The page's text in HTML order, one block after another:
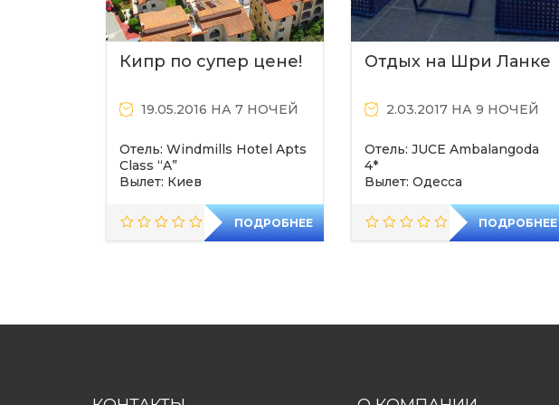
Кипр по супер цене!
19.05.2016 НА 7 НОЧЕЙ
Отель: Windmills Hotel Apts
Class “A”
Вылет: Киев
ПОДРОБНЕЕ
Отдых на Шри Ланке
2.03.2017 НА 9 НОЧЕЙ
Отель: JUCE Ambalangoda
4*
Вылет: Одесса
ПОДРОБНЕЕ